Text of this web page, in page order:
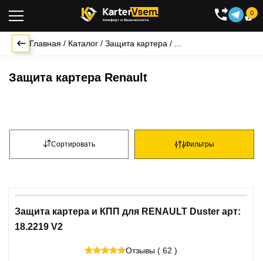

0
Главная / Каталог / Защита картера /
Защита картера Renault
Фильтры
Сортировать
Защита картера и КПП для RENAULT Duster арт:
18.2219 V2
Отзывы ( 62 )